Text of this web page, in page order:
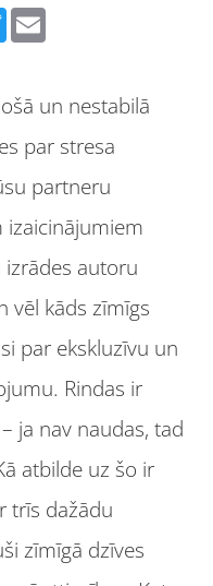
Twitter
un nestabilā
par stresa
partneru
izaicinājumiem
izrādes autoru
vēl kāds zīmīgs
par ekskluzīvu un
Rindas ir
ja nav naudas, tad
atbilde uz šo ir
trīs dažādu
zīmīgā dzīves